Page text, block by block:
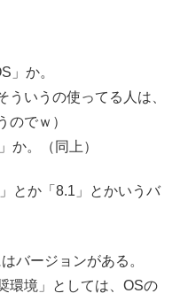
」か。
いうの使ってる人は、
のでｗ）
か。（同上）
とか「8.1」とかいうバ
バージョンがある。
環境」としては、OSの